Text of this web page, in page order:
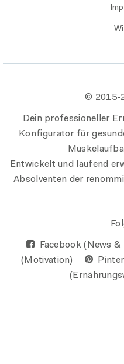
© 2015-
Dein professioneller
Konfigurator für
Entwickelt und laufend
Absolventen der
Facebook (News &
(Motivation)